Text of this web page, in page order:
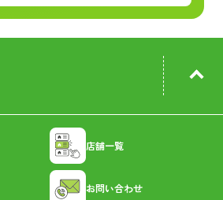
店舗一覧
お問い合わせ